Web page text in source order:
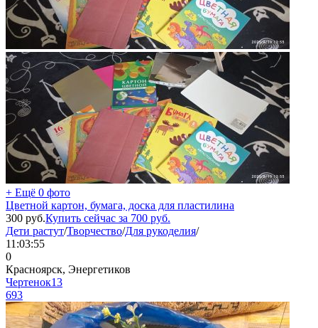
+ Ещё 0 фото
Цветной картон, бумага, доска для пластилина
300 руб.Купить сейчас за 700 руб.
Дети растут/Творчество/Для рукоделия/
11:03:55
0
Красноярск, Энергетиков
Чертенок13
693